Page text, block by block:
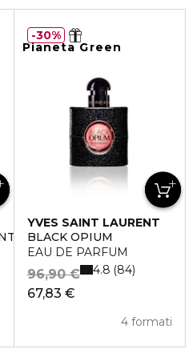
Pianeta Green
YVES SAINT LAURENT
BLACK OPIUM
EAU DE PARFUM
67,83 €
96,90 €
4 formati
4.8 84
30%